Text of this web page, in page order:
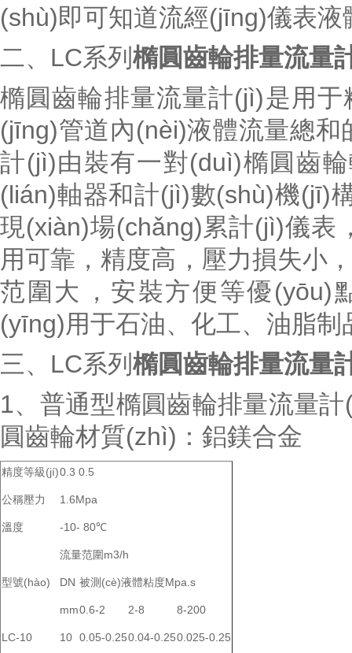
(shù)即可知道流經(jīng)儀表液體
二、LC系列 橢圓齒輪排量流量
橢圓齒輪排量流量計(jì)是用
(jīng)管道內(nèi)液體流量總和
計(jì)由裝有一對(duì)橢圓齒
(lián)軸器和計(jì)數(shù)機(jī)構
現(xiàn)場(chǎng)累計(jì)儀表
用可靠，精度高，壓力損失小
范圍大，安裝方便等優(yōu)
(yīng)用于石油、化工、油
三、LC系列 橢圓齒輪排量流量
1、普通型橢圓齒輪排量流量
圓齒輪材質(zhì)：鋁鎂合金
精度等級(jí)0.3 0.5
公稱壓力 1.6Mpa
溫度 -10- 80℃
型號(hào)
流量范圍m3/h
DN 被測(cè)液體粘度Mpa.s
mm0.6-2 2-8 8-200
LC-10 10 0.05-0.250.04-0.250.025-0.25